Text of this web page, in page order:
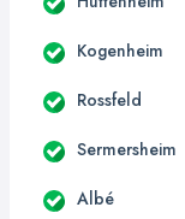
Kogenheim
Rossfeld
Sermersheim
Albé